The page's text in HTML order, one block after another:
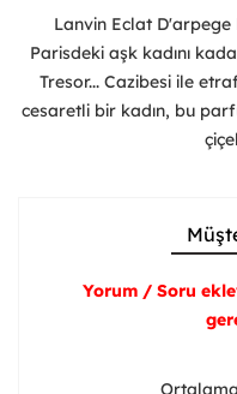
Lanvin Eclat D'arpege
Parisdeki aşk kadını
Tresor... Cazibesi ile
cesaretli bir kadın, bu
Yorum / Soru